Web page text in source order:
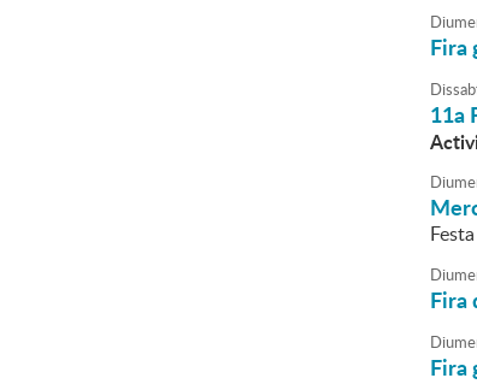
Fira
11a
Fira
Fira